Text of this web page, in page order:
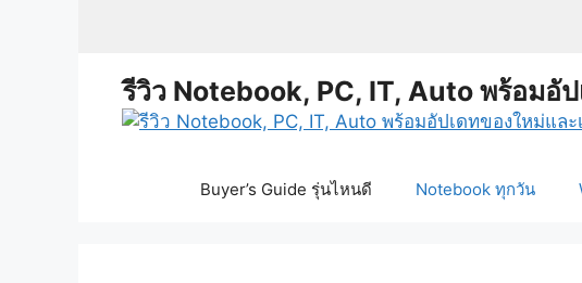
รีวิว Notebook, PC, IT, Auto พร้อมอั
Buyer’s Guide รุ่นไหนดี Notebook ทุกวัน